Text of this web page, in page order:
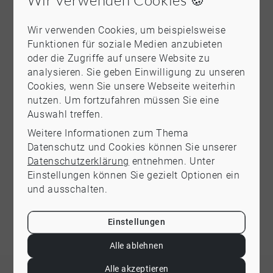
Vinylböden und Parkett.
Überzeugen Sie sich selbst von diesem tollen
Anwesen.
Wir freuen uns auf eine Besichtigung mit Ihnen.
Sonstige Informationen
Baujahr: 1973
Energie mit Warmwasser: Ja
Energiekennwert: 110,3 kWh/(m²*a)
Befeuerung/Energieträger: Öl
Energieausweistyp: Verbrauchsausweis
Energieeffizienzklasse: D
Wir verwenden Cookies, um beispielsweise
Funktionen für soziale Medien anzubieten
oder die Zugriffe auf unsere Website zu
analysieren. Sie geben Einwilligung zu unseren
Cookies, wenn Sie unsere Webseite weiterhin
nutzen. Um fortzufahren müssen Sie eine
Auswahl treffen.
Weitere Informationen zum Thema
Datenschutz und Cookies können Sie unserer
Datenschutzerklärung entnehmen. Unter
Einstellungen können Sie gezielt Optionen ein
und ausschalten.
Einstellungen
Alle ablehnen
Alle akzeptieren